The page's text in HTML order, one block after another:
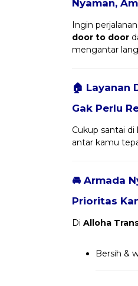
Nyaman,
Ingin
door to door
mengantar
🏠 Layanan
Gak Perlu
Cukup santai
antar kamu
🚘 Armada
Prioritas
Di Alloha
Bersih &